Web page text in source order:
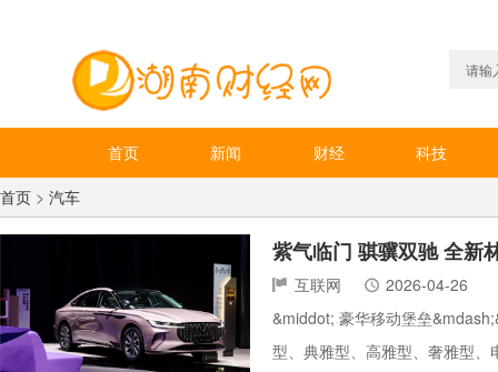
首页 新闻 财经
科技
首页 > 汽车
紫气临门 骐骥双驰 全新
互联网
2026-04-26
&middot; 豪华移动堡垒
型、典雅型、高雅型、奢雅型